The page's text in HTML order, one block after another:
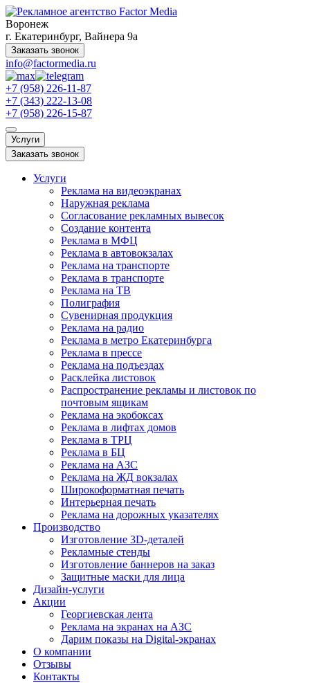
Воронеж
г. Екатеринбург, Вайнера 9а
Заказать звонок
info@factormedia.ru
+7 (958) 226-11-87
+7 (343) 222-13-08
+7 (958) 226-15-87
Услуги
Заказать звонок
Услуги
Реклама на видеоэкранах
Наружная реклама
Согласование рекламных вывесок
Создание контента
Реклама в МФЦ
Реклама в автовокзалах
Реклама на транспорте
Реклама в транспорте
Реклама на ТВ
Полиграфия
Сувенирная продукция
Реклама на радио
Реклама в метро Екатеринбурга
Реклама в прессе
Реклама на подъездах
Расклейка листовок
Распространение рекламы и листовок по
почтовым ящикам
Реклама на экобоксах
Реклама в лифтах домов
Реклама в ТРЦ
Реклама в БЦ
Реклама на АЗС
Реклама на ЖД вокзалах
Широкоформатная печать
Интерьерная печать
Реклама на дорожных указателях
Производство
Изготовление 3D-деталей
Рекламные стенды
Изготовление баннеров на заказ
Защитные маски для лица
Дизайн-услуги
Акции
Георгиевская лента
Реклама на экранах на АЗС
Дарим показы на Digital-экранах
О компании
Отзывы
Контакты